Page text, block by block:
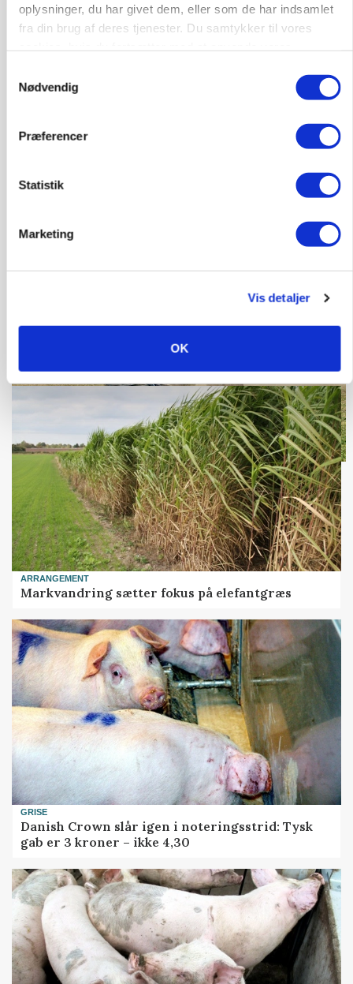
oplysninger, du har givet dem, eller som de har indsamlet
fra din brug af deres tjenester. Du samtykker til vores
Nødvendig
Præferencer
Statistik
Marketing
Vis detaljer
OK
PLANTER
18 montører står klar i høsten: Sådan holder PN
Forserie til selvkørende skårlægger afprøves i år
Loading...
ARRANGEMENT
Markvandring sætter fokus på elefantgræs
GRISE
Danish Crown slår igen i noteringsstrid: Tysk
gab er 3 kroner – ikke 4,30